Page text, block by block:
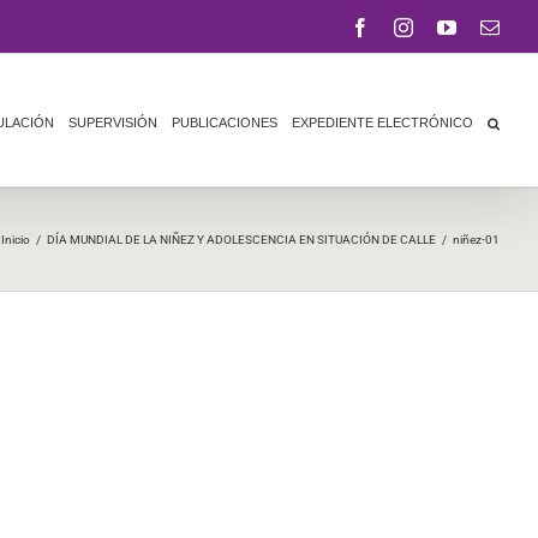
FacebookInstagramYouTube
SUPERVISIÓN PUBLICACIONES EXPEDIENTE ELECTRÓNICO
Inicio / DÍA MUNDIAL DE LA NIÑEZ Y ADOLESCENCIA EN SITUACIÓN DE CALLE / niñez-01